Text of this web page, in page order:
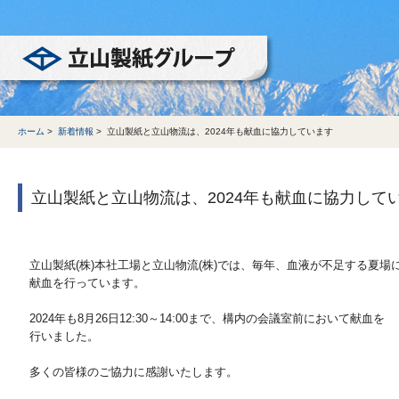
ホーム > 新着情報 > 立山製紙と立山物流は、2024年も献血に協力しています
立山製紙と立山物流は、2024年も献血に協力して
立山製紙(株)本社工場と立山物流(株)では、毎年、血液が不足する夏場
献血を行っています。
2024年も8月26日12:30～14:00まで、構内の会議室前において献血を
行いました。
多くの皆様のご協力に感謝いたします。